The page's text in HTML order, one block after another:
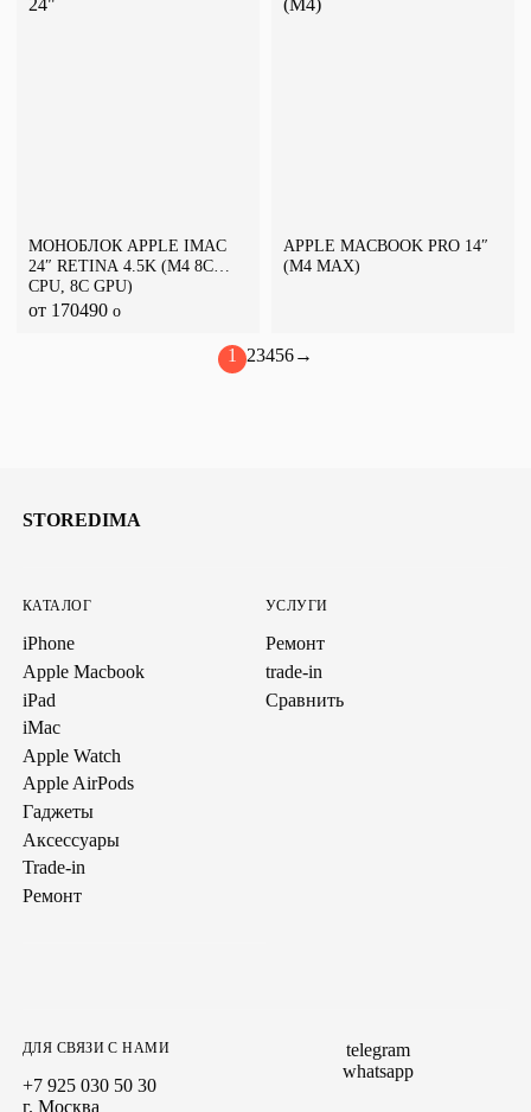
МОНОБЛОК APPLE IMAC
24″ RETINA 4.5K (M4 8C
CPU, 8C GPU)
от 170490 o
APPLE MACBOOK PRO 14″
(M4 MAX)
1 23456→
STOREDIMA
КАТАЛОГ
iPhone
Apple Macbook
iPad
iMac
Apple Watch
Apple AirPods
Гаджеты
Аксессуары
Trade-in
Ремонт
УСЛУГИ
Ремонт
trade-in
Сравнить
ДЛЯ СВЯЗИ С НАМИ
+7 925 030 50 30
г. Москва
telegram
whatsapp